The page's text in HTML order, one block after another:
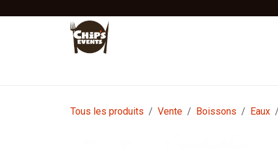
Tous les produits Vente Boissons Eaux